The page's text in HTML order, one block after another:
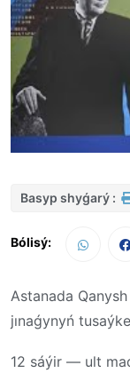
Basyp shyǵarý :
Bólisý:
Astanada
jınaǵynyń
12 sáýir — ult